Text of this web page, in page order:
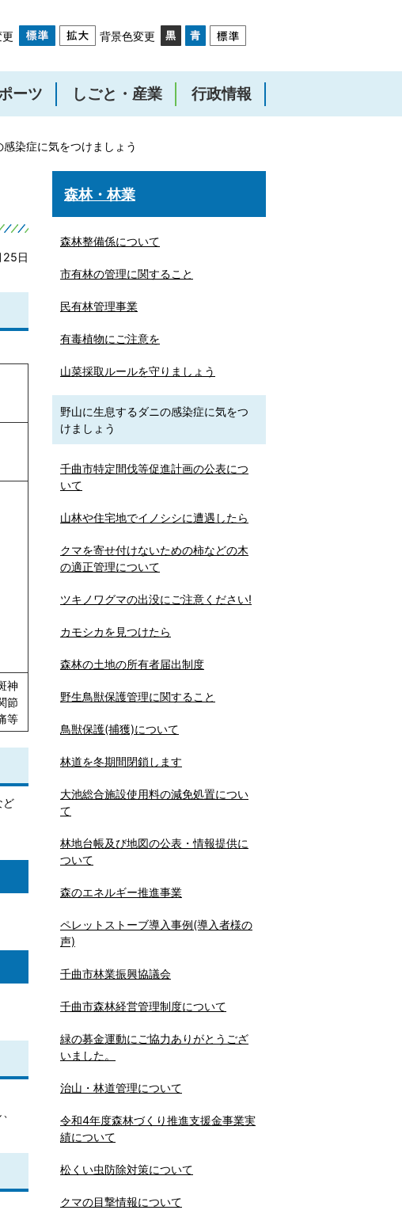
背景色変更
ーツ しごと・産業 行政情報
染症に気をつけましょう
日
神
節
等
ど
森林・林業
森林整備係について
市有林の管理に関すること
民有林管理事業
有毒植物にご注意を
山菜採取ルールを守りましょう
野山に生息するダニの感染症に気をつ
けましょう
千曲市特定間伐等促進計画の公表につ
いて
山林や住宅地でイノシシに遭遇したら
クマを寄せ付けないための柿などの木
の適正管理について
ツキノワグマの出没にご注意ください!
カモシカを見つけたら
森林の土地の所有者届出制度
野生鳥獣保護管理に関すること
鳥獣保護(捕獲)について
林道を冬期間閉鎖します
大池総合施設使用料の減免処置につい
て
林地台帳及び地図の公表・情報提供に
ついて
森のエネルギー推進事業
ペレットストーブ導入事例(導入者様の
声)
千曲市林業振興協議会
千曲市森林経営管理制度について
緑の募金運動にご協力ありがとうござ
いました。
治山・林道管理について
令和4年度森林づくり推進支援金事業実
績について
松くい虫防除対策について
クマの目撃情報について